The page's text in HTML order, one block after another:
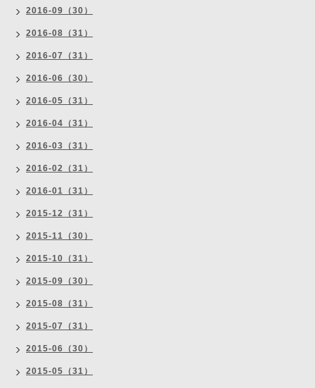
2016-09（30）
2016-08（31）
2016-07（31）
2016-06（30）
2016-05（31）
2016-04（31）
2016-03（31）
2016-02（31）
2016-01（31）
2015-12（31）
2015-11（30）
2015-10（31）
2015-09（30）
2015-08（31）
2015-07（31）
2015-06（30）
2015-05（31）